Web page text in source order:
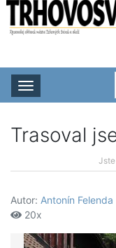
Rozbalit
Trasoval
Autor: Antonín Felenda
20x